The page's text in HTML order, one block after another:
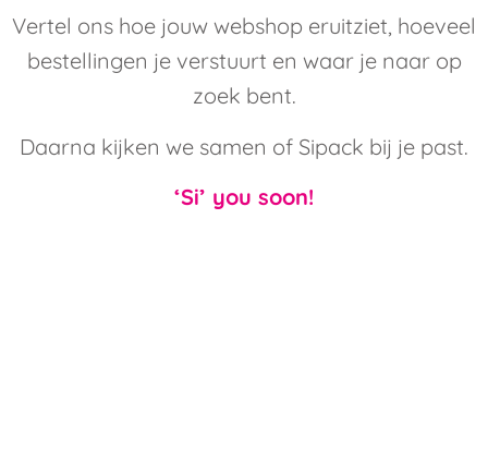
Vertel ons hoe jouw webshop eruitziet, hoeveel
bestellingen je verstuurt en waar je naar op
zoek bent.
Daarna kijken we samen of Sipack bij je past.
‘Si’ you soon!